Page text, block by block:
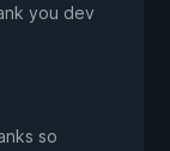
you dev
so